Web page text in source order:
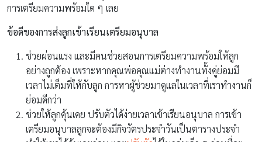
การเตรียมความพร้อมใด ๆ เลย
ข้อดีของการส่งลูกเข้าเรียนเตรียมอนุบาล
ช่วยผ่อนแรง และมีคนช่วยสอนการเตรียมความพร้อมให้ลูก
อย่างถูกต้อง เพราะหากคุณพ่อคุณแม่ต่างทำงานทั้งคู่ย่อมมี
เวลาไม่เต็มที่ให้กับลูก การหาผู้ช่วยมาดูแลในเวลาที่เราทำงานก็
ย่อมดีกว่า
ช่วยให้ลูกคุ้นเคย ปรับตัวได้ง่ายเวลาเข้าเรียนอนุบาล การเข้า
เตรียมอนุบาลลูกจะต้องมีกิจวัตรประจำวันเป็นตารางประจำ